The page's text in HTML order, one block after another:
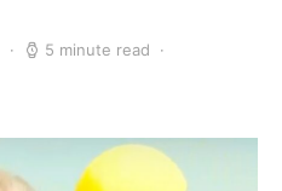
5 minute read